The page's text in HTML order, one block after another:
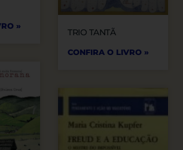
»
TRIO TANTÃ
CONFIRA O LIVRO »